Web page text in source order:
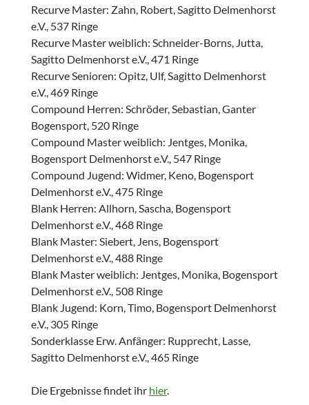
Recurve Master: Zahn, Robert, Sagitto Delmenhorst
e.V., 537 Ringe
Recurve Master weiblich: Schneider-Borns, Jutta,
Sagitto Delmenhorst e.V., 471 Ringe
Recurve Senioren: Opitz, Ulf, Sagitto Delmenhorst
e.V., 469 Ringe
Compound Herren: Schröder, Sebastian, Ganter
Bogensport, 520 Ringe
Compound Master weiblich: Jentges, Monika,
Bogensport Delmenhorst e.V., 547 Ringe
Compound Jugend: Widmer, Keno, Bogensport
Delmenhorst e.V., 475 Ringe
Blank Herren: Allhorn, Sascha, Bogensport
Delmenhorst e.V., 468 Ringe
Blank Master: Siebert, Jens, Bogensport
Delmenhorst e.V., 488 Ringe
Blank Master weiblich: Jentges, Monika, Bogensport
Delmenhorst e.V., 508 Ringe
Blank Jugend: Korn, Timo, Bogensport Delmenhorst
e.V., 305 Ringe
Sonderklasse Erw. Anfänger: Rupprecht, Lasse,
Sagitto Delmenhorst e.V., 465 Ringe
Die Ergebnisse findet ihr hier.